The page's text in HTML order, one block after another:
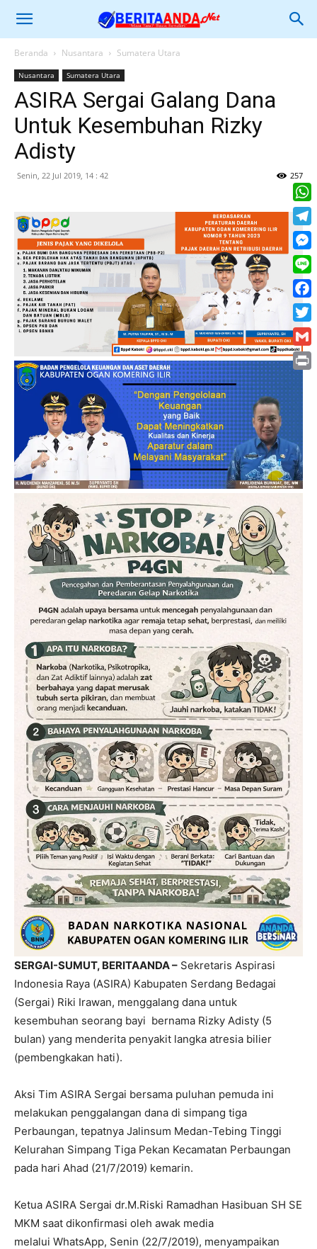
Beranda Nusantara Sumatera Utara
Nusantara Sumatera Utara
ASIRA Sergai Galang Dana
Untuk Kesembuhan Rizky
Adisty
Senin, 22 Jul 2019, 14 : 42 257
SERGAI-SUMUT, BERITAANDA – Sekretaris Aspirasi
Indonesia Raya (ASIRA) Kabupaten Serdang Bedagai
(Sergai) Riki Irawan, menggalang dana untuk
kesembuhan seorang bayi bernama Rizky Adisty (5
bulan) yang menderita penyakit langka atresia bilier
(pembengkakan hati).
Aksi Tim ASIRA Sergai bersama puluhan pemuda ini
melakukan penggalangan dana di simpang tiga
Perbaungan, tepatnya Jalinsum Medan-Tebing Tinggi
Kelurahan Simpang Tiga Pekan Kecamatan Perbaungan
pada hari Ahad (21/7/2019) kemarin.
Ketua ASIRA Sergai dr.M.Riski Ramadhan Hasibuan SH SE
MKM saat dikonfirmasi oleh awak media
melalui WhatsApp, Senin (22/7/2019), menyampaikan
Line
Print